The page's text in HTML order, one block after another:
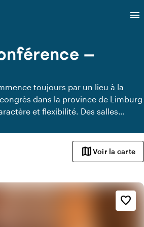
menu
—
toujours par un lieu à la
dans la province de Limburg
et flexibilité. Des salles
des lieux où contenu et
Idéal pour faire de votre
!
mapVoir la carte
favorite_border
Ambiance
info
Design contemporain